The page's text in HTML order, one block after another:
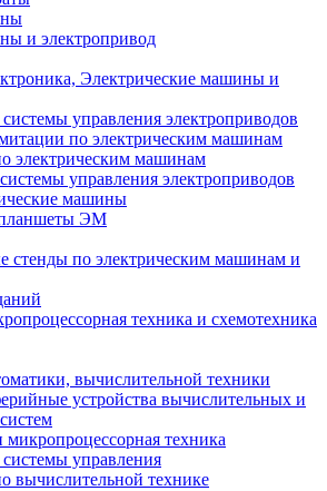
и электропривод
Электрические машины и
управления электроприводов
по электрическим машинам
электрическим машинам
управления электроприводов
машины
планшеты ЭМ
стенды по электрическим машинам и
техника и схемотехника
вычислительной техники
устройства вычислительных и
техника
управления
вычислительной технике